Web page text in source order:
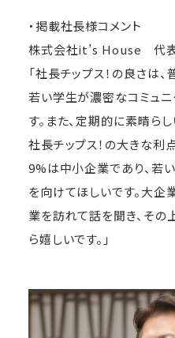
・掲載社長様コメント
株式会社it’s House 代
「社長チップス！の良さは
若い学生が濃密なコミュニ
す。また、定期的に素晴ら
社長チップス！の大きな利
9%は中小企業であり、若
を向けてほしいです。大企
業を訪れて話を聞き、そ
ら嬉しいです。」